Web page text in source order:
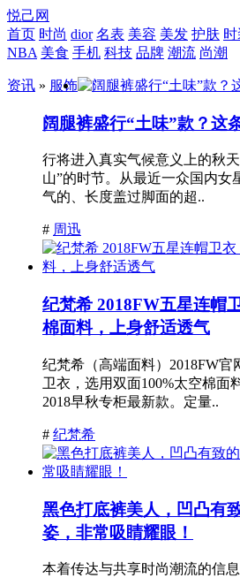
悦己网
首页 时尚 dior 名表 美容 美发 护肤 时
NBA 美食 手机 科技 品牌 潮流 尚潮
资讯 » 服饰
阔腿裤盛行“土味”款？这
行将进入真实气候意义上的秋
山”的时节。从最近一众国内女
气的、长度盖过脚面的超..
# 周迅
纪梵希 2018FW五星连帽
棉面料，上身舒适透气
纪梵希（高端面料）2018FW
卫衣，选用双面100%太空棉面
2018早秋专柜最新款。定量..
# 纪梵希
黑色打底裤美人，凹凸有
姿，非常吸睛耀眼！
本着传达与共享时尚潮流的信